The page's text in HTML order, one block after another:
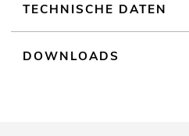
TECHNISCHE DATEN
DOWNLOADS